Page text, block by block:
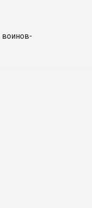
воинов-